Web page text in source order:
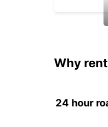
Why
24 hour